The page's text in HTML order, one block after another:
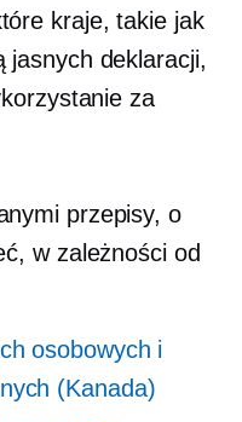
kraje, takie jak
jasnych deklaracji,
za
przepisy, o
w zależności od
osobowych i
(Kanada)